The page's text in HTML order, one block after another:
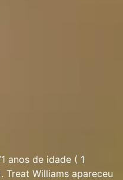
anos de idade ( 1
Treat Williams apareceu